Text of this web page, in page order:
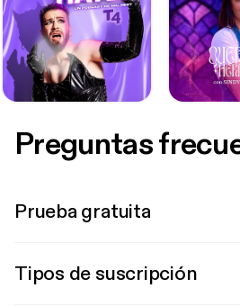
Preguntas
Prueba gratuita
Tipos de suscripción